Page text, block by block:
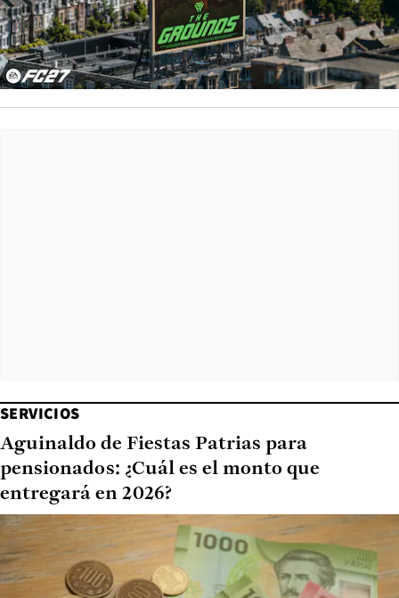
SERVICIOS
Aguinaldo de Fiestas Patrias para
pensionados: ¿Cuál es el monto que
entregará en 2026?